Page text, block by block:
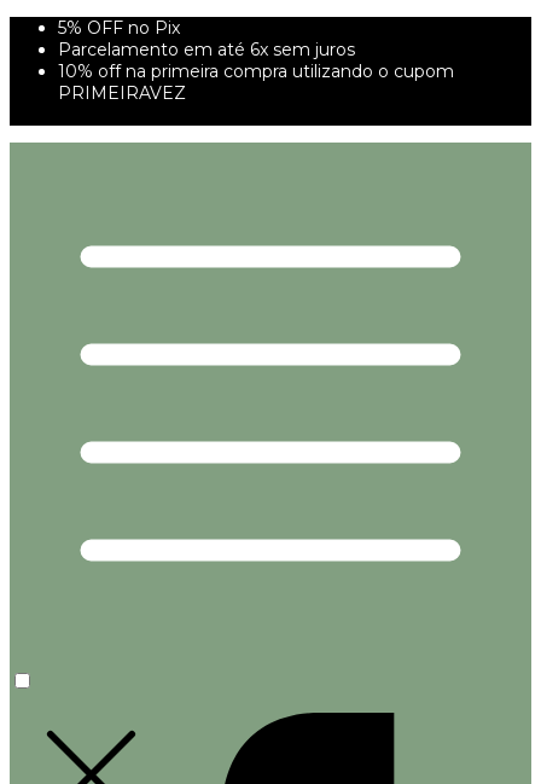
5% OFF no Pix
Parcelamento em até 6x sem juros
10% off na primeira compra utilizando o cupom
PRIMEIRAVEZ